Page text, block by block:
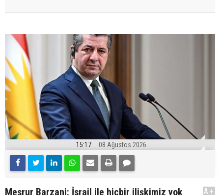
15:17 08 Ağustos 2026
Mesrur Barzani: İsrail ile hiçbir ilişkimiz yok
A+